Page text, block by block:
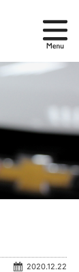
2020.12.22